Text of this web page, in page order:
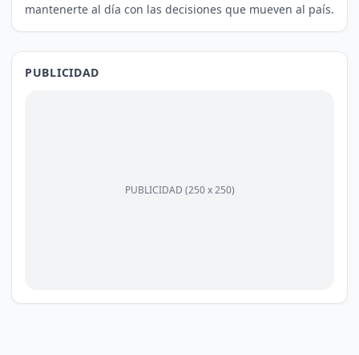
mantenerte al día con las decisiones que mueven al país.
PUBLICIDAD
PUBLICIDAD (250 x 250)